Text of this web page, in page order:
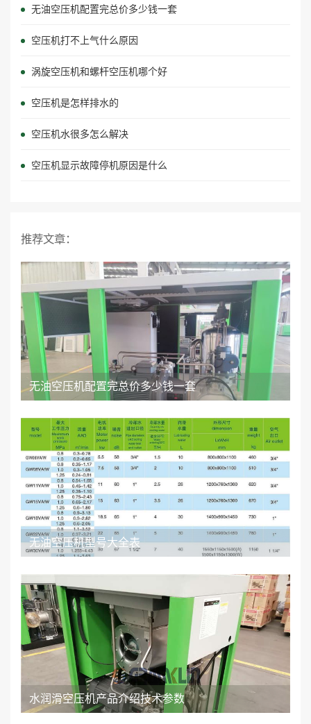
无油空压机配置完总价多少钱一套
空压机打不上气什么原因
涡旋空压机和螺杆空压机哪个好
空压机是怎样排水的
空压机水很多怎么解决
空压机显示故障停机原因是什么
推荐文章：
无油空压机配置完总价多少钱一套
无油空压机型号大全表
水润滑空压机产品介绍技术参数